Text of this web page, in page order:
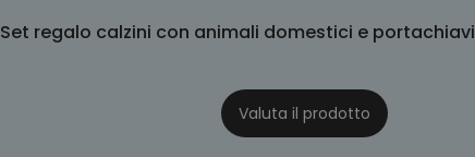
Set regalo calzini con animali domestici e portachiavi
Valuta il prodotto